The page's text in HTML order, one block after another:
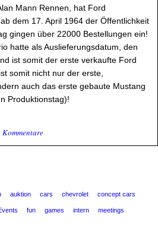
Mann Rennen, hat Ford
dem 17. April 1964 der Öffentlichkeit
gingen über 22000 Bestellungen ein!
hatte als Auslieferungsdatum, den
ist somit der erste verkaufte Ford
somit nicht nur der erste,
auch das erste gebaute Mustang
Produktionstag)!
Kommentare
auktion cars chevrolet concept cars
fun games intern meetings